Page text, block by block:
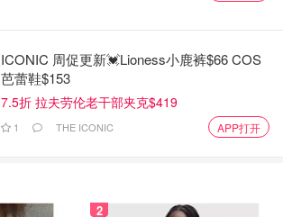
ICONIC 周促更新💓Lioness小鹿裤$66 COS
芭蕾鞋$153
7.5折 拉夫劳伦老干部夹克$419
1 THE ICONIC APP打开
2